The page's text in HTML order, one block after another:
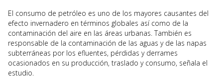
El consumo de petróleo es uno de los mayores causantes del
efecto invernadero en términos globales así como de la
contaminación del aire en las áreas urbanas. También es
responsable de la contaminación de las aguas y de las napas
subterráneas por los efluentes, pérdidas y derrames
ocasionados en su producción, traslado y consumo, señala el
estudio.